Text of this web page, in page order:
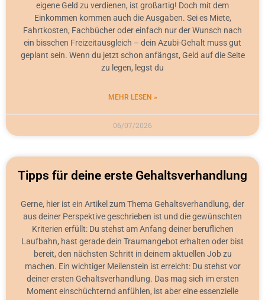
eigene Geld zu verdienen, ist großartig! Doch mit dem
Einkommen kommen auch die Ausgaben. Sei es Miete,
Fahrtkosten, Fachbücher oder einfach nur der Wunsch nach
ein bisschen Freizeitausgleich – dein Azubi-Gehalt muss gut
geplant sein. Wenn du jetzt schon anfängst, Geld auf die Seite
zu legen, legst du
MEHR LESEN »
06/07/2026
Tipps für deine erste Gehaltsverhandlung
Gerne, hier ist ein Artikel zum Thema Gehaltsverhandlung, der
aus deiner Perspektive geschrieben ist und die gewünschten
Kriterien erfüllt: Du stehst am Anfang deiner beruflichen
Laufbahn, hast gerade dein Traumangebot erhalten oder bist
bereit, den nächsten Schritt in deinem aktuellen Job zu
machen. Ein wichtiger Meilenstein ist erreicht: Du stehst vor
deiner ersten Gehaltsverhandlung. Das mag sich im ersten
Moment einschüchternd anfühlen, ist aber eine essenzielle